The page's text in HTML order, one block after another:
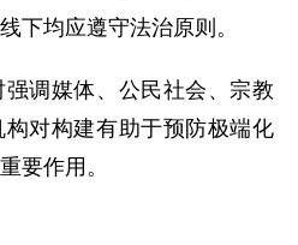
下均应遵守法治原则。
调媒体、公民社会、宗教
对构建有助于预防极端化
要作用。